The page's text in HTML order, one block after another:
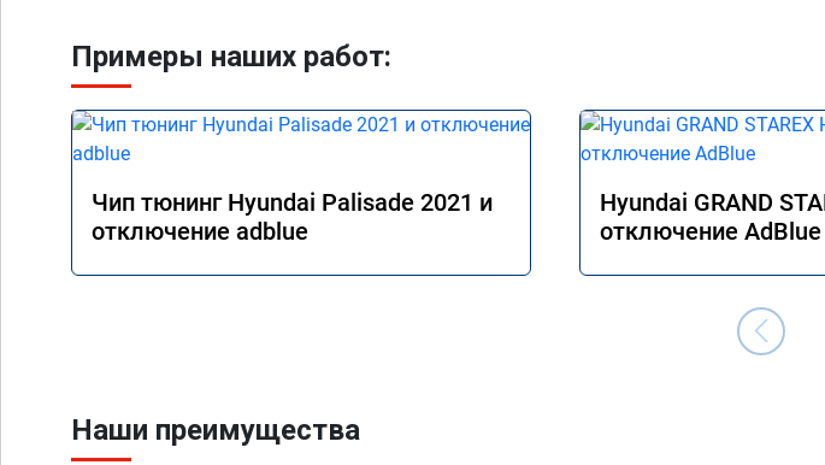
Примеры наших работ:
Чип тюнинг Hyundai Palisade 2021 и
отключение adblue
Hyundai GRAND
отключение AdBlue
Наши преимущества